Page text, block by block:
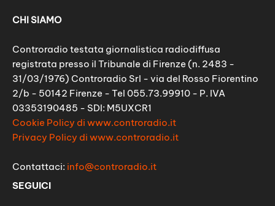
CHI SIAMO
Controradio testata giornalistica radiodiffusa
registrata presso il Tribunale di Firenze (n. 2483 -
31/03/1976) Controradio Srl - via del Rosso Fiorentino
2/b - 50142 Firenze - Tel 055.73.99910 - P. IVA
03353190485 - SDI: M5UXCR1
Cookie Policy di www.controradio.it
Privacy Policy di www.controradio.it
Contattaci: info@controradio.it
SEGUICI